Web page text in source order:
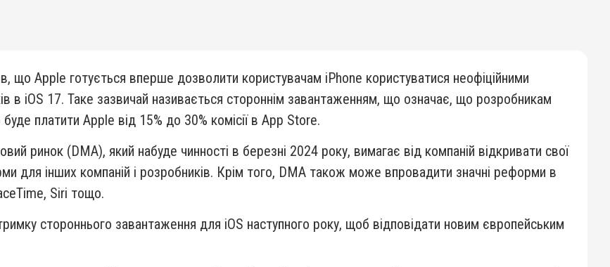
що Apple готується вперше дозволити користувачам iPhone користуватися неофіційними
в iOS 17. Таке зазвичай називається стороннім завантаженням, що означає, що розробникам
платити Apple від 15% до 30% комісії в App Store.
ринок (DMA), який набуде чинності в березні 2024 року, вимагає від компаній відкривати свої
для інших компаній і розробників. Крім того, DMA також може впровадити значні реформи в
Siri тощо.
стороннього завантаження для iOS наступного року, щоб відповідати новим європейським